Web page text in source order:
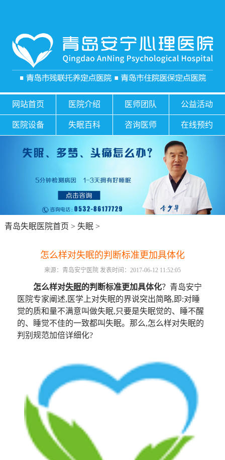
网站首页 医院介绍 医师团队 公益活动
医院设备 失眠百科 咨询医师 在线预约
青岛失眠医院首页 > 失眠>
怎么样对失眠的判断标准更加具体化
来源：青岛安宁医院 发表时间：2017-06-12 11:52:05
怎么样对失眠的判断标准更加具体化？青岛安宁
医院专家阐述,医学上对失眠的界说突出简略,即:对睡
觉的质和量不满意叫做失眠,只要是失眠觉的、睡不醒
的、睡觉不佳的一致都叫失眠。那么,怎么样对失眠的
判别规范加倍详细化?